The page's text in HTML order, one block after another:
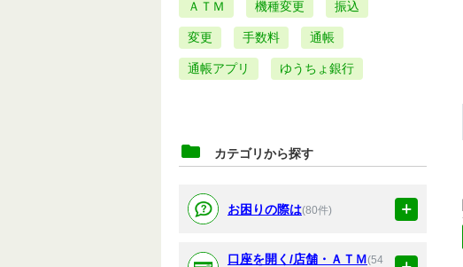
ＡＴＭ 機種変更 振込
変更 手数料 通帳
通帳アプリ ゆうちょ銀行
カテゴリから探す
お困りの際は(80件)
口座を開く/店舗・ＡＴＭ(54